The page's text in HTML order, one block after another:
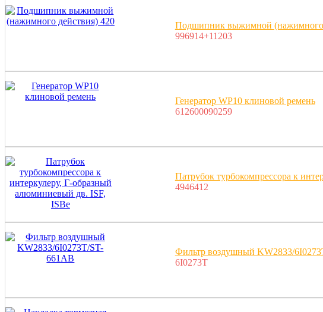
Подшипник выжимной (нажимного
996914+11203
Генератор WP10 клиновой ремень
612600090259
Патрубок турбокомпрессора к
4946412
Фильтр воздушный KW2833/
6I0273T